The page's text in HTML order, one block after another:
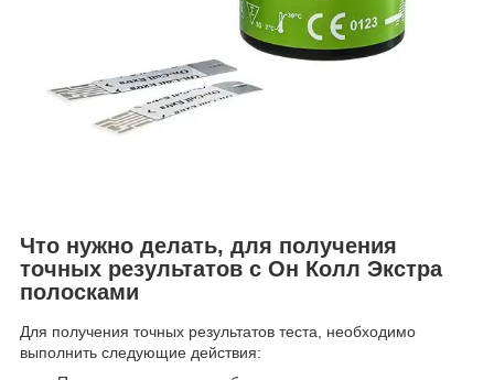
Что нужно делать, для получения
точных результатов с Он Колл Экстра
полосками
Для получения точных результатов теста, необходимо
выполнить следующие действия: